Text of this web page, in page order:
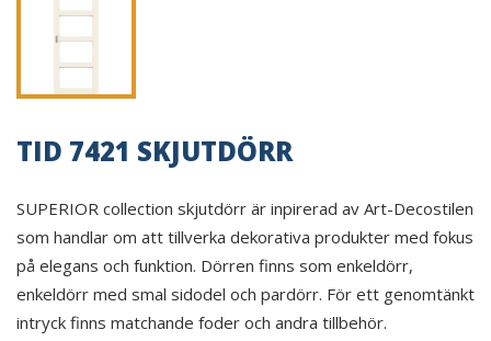
TID 7421 SKJUTDÖRR
SUPERIOR collection skjutdörr är inpirerad av Art-Decostilen
som handlar om att tillverka dekorativa produkter med fokus
på elegans och funktion. Dörren finns som enkeldörr,
enkeldörr med smal sidodel och pardörr. För ett genomtänkt
intryck finns matchande foder och andra tillbehör.